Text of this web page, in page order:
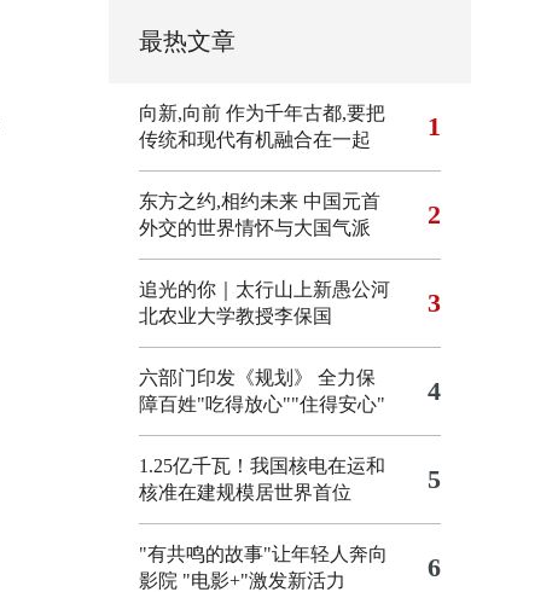
最热文章
向新,向前 作为千年古都,要把
传统和现代有机融合在一起
1
东方之约,相约未来 中国元首
外交的世界情怀与大国气派
2
追光的你｜太行山上新愚公河
北农业大学教授李保国
3
六部门印发《规划》 全力保
障百姓"吃得放心""住得安心"
4
1.25亿千瓦！我国核电在运和
核准在建规模居世界首位
5
"有共鸣的故事"让年轻人奔向
影院 "电影+"激发新活力 6